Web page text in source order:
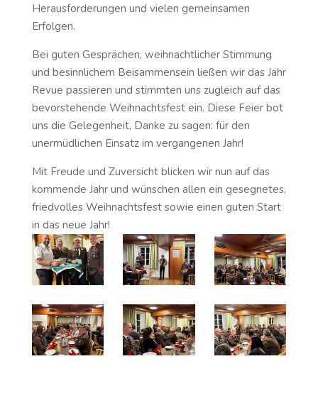
Herausforderungen und vielen gemeinsamen
Erfolgen.
Bei guten Gesprächen, weihnachtlicher Stimmung
und besinnlichem Beisammensein ließen wir das Jahr
Revue passieren und stimmten uns zugleich auf das
bevorstehende Weihnachtsfest ein. Diese Feier bot
uns die Gelegenheit, Danke zu sagen: für den
unermüdlichen Einsatz im vergangenen Jahr!
Mit Freude und Zuversicht blicken wir nun auf das
kommende Jahr und wünschen allen ein gesegnetes,
friedvolles Weihnachtsfest sowie einen guten Start
in das neue Jahr!